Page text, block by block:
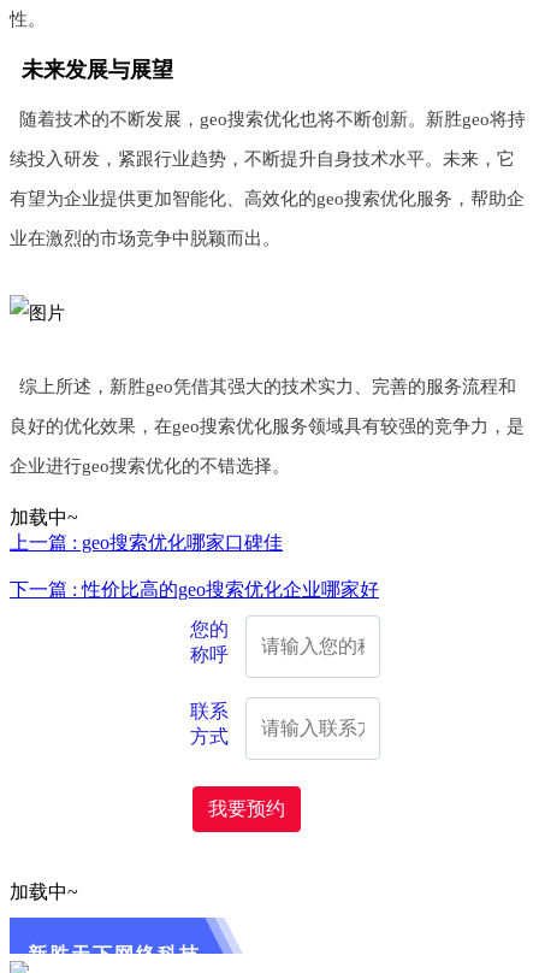
性。
未来发展与展望
随着技术的不断发展，geo搜索优化也将不断创新。新胜geo将持
续投入研发，紧跟行业趋势，不断提升自身技术水平。未来，它
有望为企业提供更加智能化、高效化的geo搜索优化服务，帮助企
业在激烈的市场竞争中脱颖而出。
综上所述，新胜geo凭借其强大的技术实力、完善的服务流程和
良好的优化效果，在geo搜索优化服务领域具有较强的竞争力，是
企业进行geo搜索优化的不错选择。
加载中~
上一篇 : geo搜索优化哪家口碑佳
下一篇 : 性价比高的geo搜索优化企业哪家好
您的
称呼
联系
方式
我要预约
加载中~
新胜天下网络科技